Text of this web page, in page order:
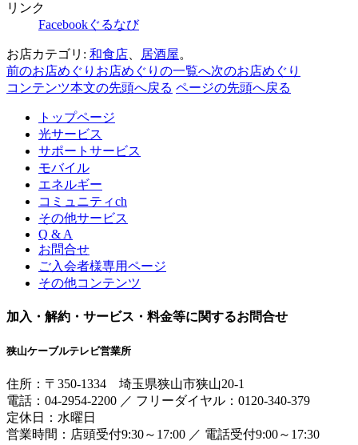
リンク
Facebookぐるなび
お店カテゴリ: 和食店 居酒屋。
前のお店めぐり お店めぐりの一覧へ次のお店めぐり
コンテンツ本文の先頭へ戻る ページの先頭へ戻る
トップページ
光サービス
サポートサービス
モバイル
エネルギー
コミュニティch
その他サービス
Q & A
お問合せ
ご入会者様専用ページ
その他コンテンツ
加入・解約・サービス・料金等に関するお問合せ
狭山ケーブルテレビ営業所
住所： 〒350-1334 埼玉県狭山市狭山20-1
電話： 04-2954-2200 ／ フリーダイヤル：0120-340-379
定休日：水曜日
営業時間： 店頭受付9:30～17:00 ／ 電話受付9:00～17:30